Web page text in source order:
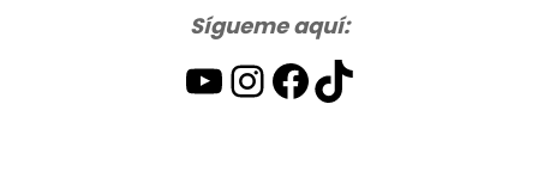
Sígueme aquí:
YouTube InstagramFacebook TikTok